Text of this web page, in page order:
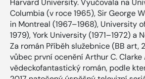
Harvard University. Vyučovala na
Columbia (v roce 1965), Sir George
in Montreal (1967–1968), University
1979), York University (1971–1972) a
Za román Příběh služebnice (BB art,
vůbec první ocenění Arthur C.
vědeckofantastický román, podle